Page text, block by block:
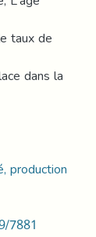
taux de
dans la
production
7881